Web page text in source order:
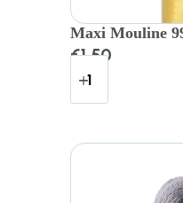
Maxi Mouline
€1.50